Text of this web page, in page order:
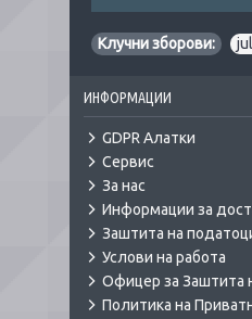
Клучни зборови:
ИНФОРМАЦИИ
GDPR Алатки
Сервис
За нас
Информации за
Заштита на
Услови на работа
Офицер за Заштита
Политика на